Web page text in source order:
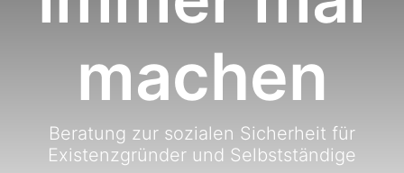
machen
Beratung zur sozialen Sicherheit für
Existenzgründer und Selbstständige